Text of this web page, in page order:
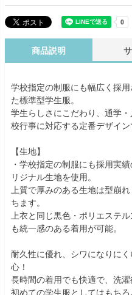
商品説明
学校指定の制服にも幅広く採
た標準型学生服。
学生らしさにこだわり、通学
校行事に対応する定番デザイン
【生地】
・学校指定の制服にも採用実
リジナル生地を使用。
上質で厚みのある生地は型崩
ちます。
上衣と同じ黒色・ポリエステ
も統一感のある着用が可能。
耐久性に優れ、シワになりに
心！
長時間の着用でも快適で、洗濯
初めての学生服としてはもち